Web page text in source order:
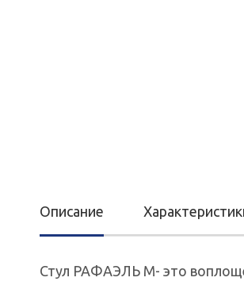
Описание
Стул РАФАЭЛЬ М- это